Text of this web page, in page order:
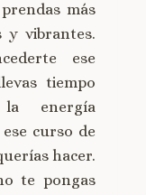
más
y vibrantes.
ese
tiempo
la energía
curso de
hacer.
te pongas